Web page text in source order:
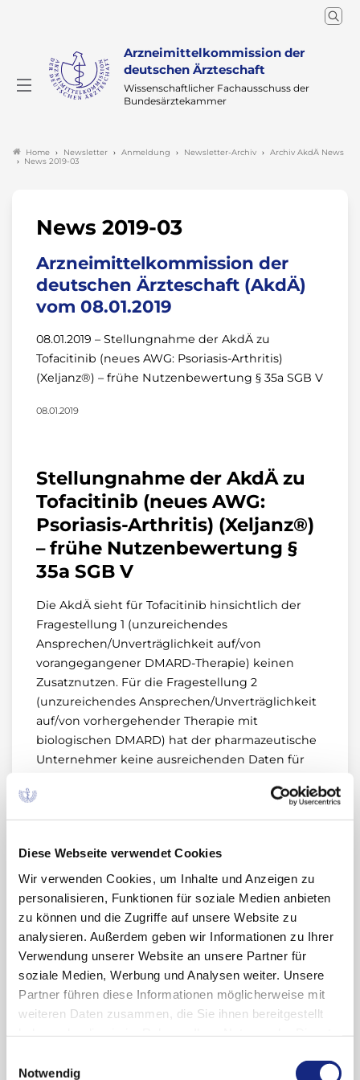
Diese Webseite verwendet Cookies
Wir verwenden Cookies, um Inhalte und Anzeigen zu
personalisieren, Funktionen für soziale Medien anbieten
zu können und die Zugriffe auf unsere Website zu
analysieren. Außerdem geben wir Informationen zu Ihrer
Verwendung unserer Website an unsere Partner für
soziale Medien, Werbung und Analysen weiter. Unsere
Partner führen diese Informationen möglicherweise mit
weiteren Daten zusammen, die Sie ihnen bereitgestellt
Cookies, wenn Sie unsere Webseite weiterhin
Notwendig
Arzneimittelkommission der
deutschen Ärzteschaft
Wissenschaftlicher Fachausschuss der
Bundesärztekammer
Home Newsletter Anmeldung Newsletter-Archiv
Archiv AkdÄ News
News 2019-03
News 2019-03
Arzneimittelkommission der
deutschen Ärzteschaft (AkdÄ)
vom 08.01.2019
08.01.2019 – Stellungnahme der AkdÄ zu
Tofacitinib (neues AWG: Psoriasis-Arthritis)
(Xeljanz®) – frühe Nutzenbewertung § 35a SGB V
08.01.2019
Stellungnahme der AkdÄ zu
Tofacitinib (neues AWG:
Psoriasis-Arthritis) (Xeljanz®)
– frühe Nutzenbewertung §
35a SGB V
Die AkdÄ sieht für Tofacitinib hinsichtlich der
Fragestellung 1 (unzureichendes
Ansprechen/Unverträglichkeit auf/von
vorangegangener DMARD-Therapie) keinen
Zusatznutzen. Für die Fragestellung 2
(unzureichendes Ansprechen/Unverträglichkeit
auf/von vorhergehender Therapie mit
biologischen DMARD) hat der pharmazeutische
Unternehmer keine ausreichenden Daten für
Tofacitinib ist zugelassen bei Erwachsenen mit
aktiver Psoriasis-Arthritis (PsA)
in Kombination mit Methotrexat (MTX) bei
Patienten, die auf eine vorangegangene
krankheitsmodifizierende antirheumatische
(DMARD-) Therapie unzureichend
angesprochen oder diese nicht vertragen
haben.
in Kombination mit MTX bei Patienten, die auf